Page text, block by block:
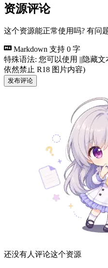
资源评论
这个资源能正常使用吗? 有问
Markdown 支持 0 字
特殊语法: 您可以使用 ||隐藏
依然禁止 R18 图片内容)
发布评论
还没有人评论这个资源